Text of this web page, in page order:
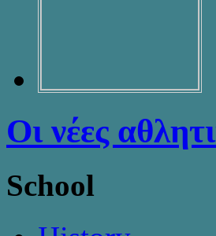
Οι νέες
School